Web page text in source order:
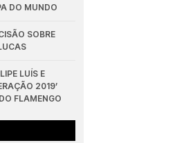
DO MUNDO
SOBRE
LUÍS E
2019’
FLAMENGO